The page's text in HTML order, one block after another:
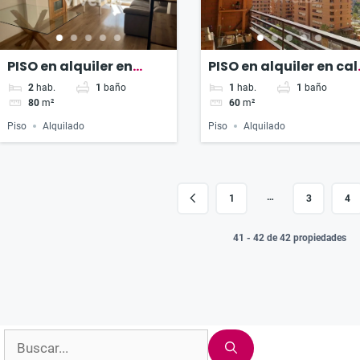
PISO en alquiler en
Plaza Honduras
2 hab. 1 baño
80 m²
Piso Alquilado
PISO en alquiler en
PRIMADO REIG
1 hab. 1 baño
60 m²
Piso Alquilado
1 … 3 4
41 - 42 de 42 propiedades